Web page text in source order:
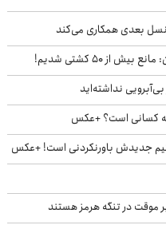
نسل بعدی همکاری می‌کند
از ۵۰ کشتی شدیم!
نداشته‌اید
چه کسانی است؟ +عکس
جدیدش باورنکردنی است! +عکس
موقت در تنگه هرمز هستند